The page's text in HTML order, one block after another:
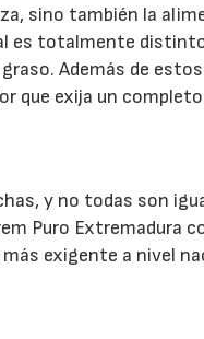
sino también la
es totalmente
Además de
que exija un
y no todas son
Puro Extremadura
exigente a nivel